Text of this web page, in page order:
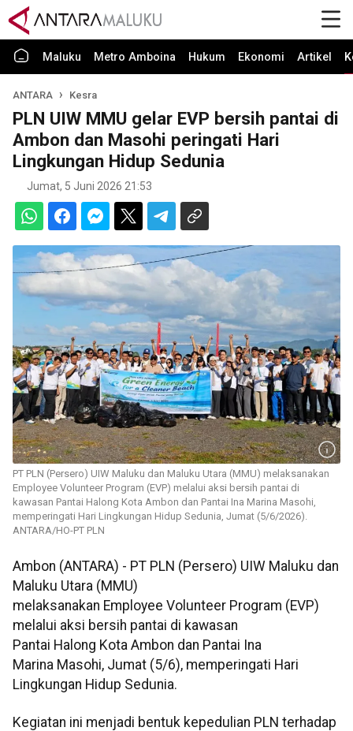
Maluku Metro Amboina Hukum Ekonomi Artikel
ANTARA Kesra
PLN UIW MMU gelar EVP bersih pantai di
Ambon dan Masohi peringati Hari
Lingkungan Hidup Sedunia
Jumat, 5 Juni 2026 21:53
PT PLN (Persero) UIW Maluku dan Maluku Utara (MMU) melaksanakan
Employee Volunteer Program (EVP) melalui aksi bersih pantai di
kawasan Pantai Halong Kota Ambon dan Pantai Ina Marina Masohi,
memperingati Hari Lingkungan Hidup Sedunia, Jumat (5/6/2026).
ANTARA/HO-PT PLN
Ambon (ANTARA) - PT PLN (Persero) UIW Maluku dan
Maluku Utara (MMU)
melaksanakan Employee Volunteer Program (EVP)
melalui aksi bersih pantai di kawasan
Pantai Halong Kota Ambon dan Pantai Ina
Marina Masohi, Jumat (5/6), memperingati Hari
Lingkungan Hidup Sedunia.
Kegiatan ini menjadi bentuk kepedulian PLN terhadap